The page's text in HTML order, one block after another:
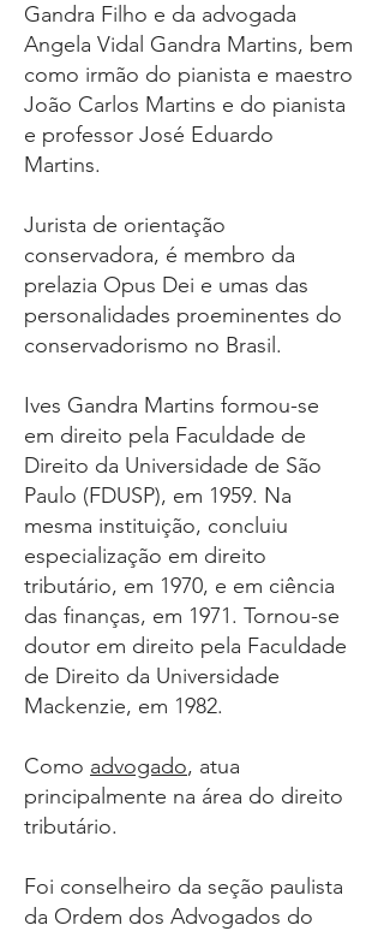
Gandra Filho e da advogada
Angela Vidal Gandra Martins, bem
como irmão do pianista e maestro
João Carlos Martins e do pianista
e professor José Eduardo
Martins.
Jurista de orientação
conservadora, é membro da
prelazia Opus Dei e umas das
personalidades proeminentes do
conservadorismo no Brasil .
Ives Gandra Martins formou-se
em direito pela Faculdade de
Direito da Universidade de São
Paulo (FDUSP), em 1959. Na
mesma instituição, concluiu
especialização em direito
tributário, em 1970, e em ciência
das finanças, em 1971. Tornou-se
doutor em direito pela Faculdade
de Direito da Universidade
Mackenzie, em 1982.
Como advogado, atua
principalmente na área do direito
tributário.
Foi conselheiro da seção paulista
da Ordem dos Advogados do